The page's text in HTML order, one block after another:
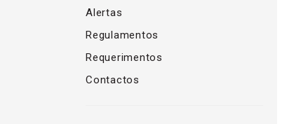
Alertas
Regulamentos
Requerimentos
Contactos